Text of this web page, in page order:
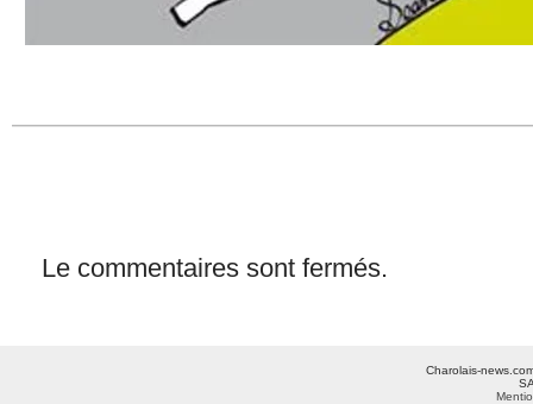
Le commentaires sont fermés.
Charolais-